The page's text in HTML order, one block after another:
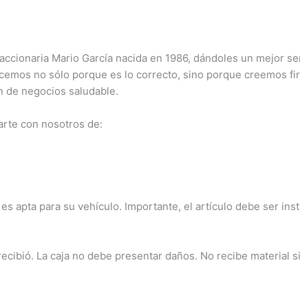
Mario García nacida en 1986, dándoles un mejor
no sólo porque es lo correcto, sino porque creemos
de negocios saludable.
con nosotros de:
apta para su vehículo. Importante, el artículo debe ser
La caja no debe presentar daños. No recibe material